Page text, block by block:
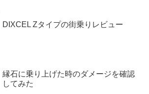
DIXCEL Zタイプの街乗りレビュー
縁石に乗り上げた時のダメージを確認
してみた